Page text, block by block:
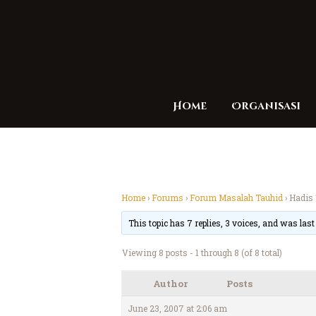
Home Organisasi
Home›Forums ›Forum Masalah Tauhid › Hadis
This topic has 7 replies, 3 voices, and was
Viewing 8 posts - 1 through 8 (of 8 total)
Author Posts
June 23, 2007 at 2:06 am